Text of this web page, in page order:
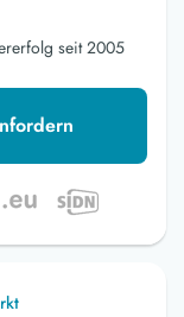
seit 2005